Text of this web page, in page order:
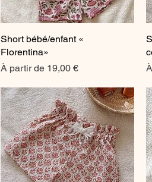
Aperçu rapide
Short bébé/enfant «
Florentina»
À partir de 19,00 €
Prix promotionnel